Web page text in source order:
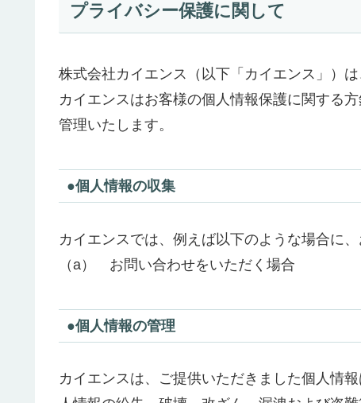
プライバシー保護に関して
株式会社カイエンス（以下「カイエンス」）
カイエンスはお客様の個人情報保護に関する
管理いたします。
●個人情報の収集
カイエンスでは、例えば以下のような場合に
（a） お問い合わせをいただく 場合
●個人情報の管理
カイエンスは、ご提供いただきました個人情